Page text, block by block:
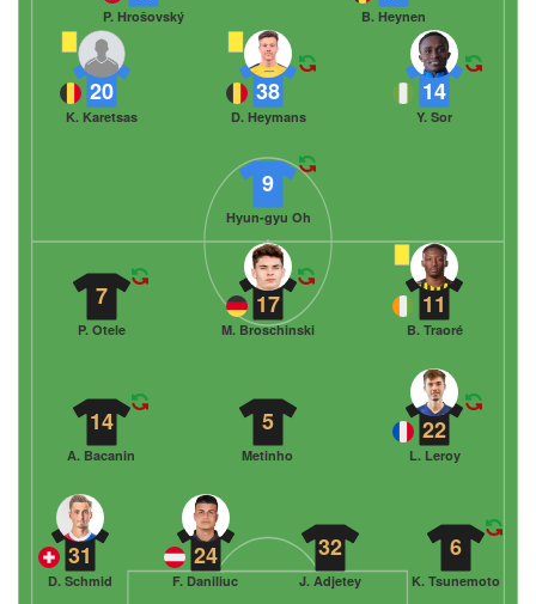
B. Heynen
P. Hrošovský
14
Y. Sor
38
D. Heymans
20
K. Karetsas
9
Hyun-gyu Oh
31
D. Schmid
24
F. Daniliuc
32
J. Adjetey
6
K. Tsunemoto
14
A. Bacanin
5
Metinho
22
L. Leroy
7
P. Otele
17
M. Broschinski
11
B. Traoré